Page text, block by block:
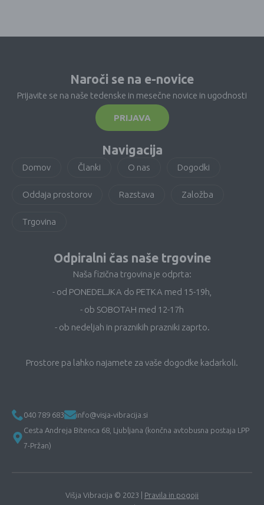
Naroči se na e-novice
Prijavite se na naše tedenske in mesečne novice in ugodnosti
PRIJAVA
Navigacija
Domov Članki O nas Dogodki
Oddaja prostorov Razstava Založba
Trgovina
Odpiralni čas naše trgovine
Naša fizična trgovina je odprta:
- od PONEDELJKA do PETKA med 15-19h,
- ob SOBOTAH med 12-17h
- ob nedeljah in praznikih prazniki zaprto.
Prostore pa lahko najamete za vaše dogodke kadarkoli.
040 789 683
info@visja-vibracija.si
Cesta Andreja Bitenca 68, Ljubljana (končna avtobusna postaja LPP
7-Pržan)
Višja Vibracija © 2023 | Pravila in pogoji